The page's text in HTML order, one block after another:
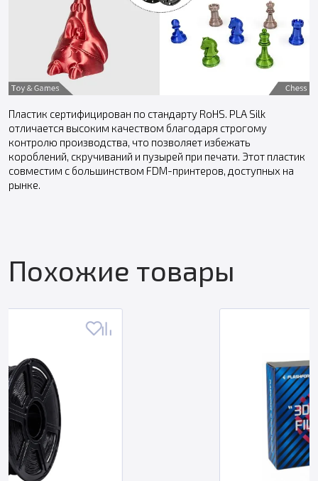
Пластик сертифицирован по стандарту RoHS. PLA Silk
отличается высоким качеством благодаря строгому
контролю производства, что позволяет избежать
короблений, скручиваний и пузырей при печати. Этот пластик
совместим с большинством FDM-принтеров, доступных на
рынке.
Похожие товары